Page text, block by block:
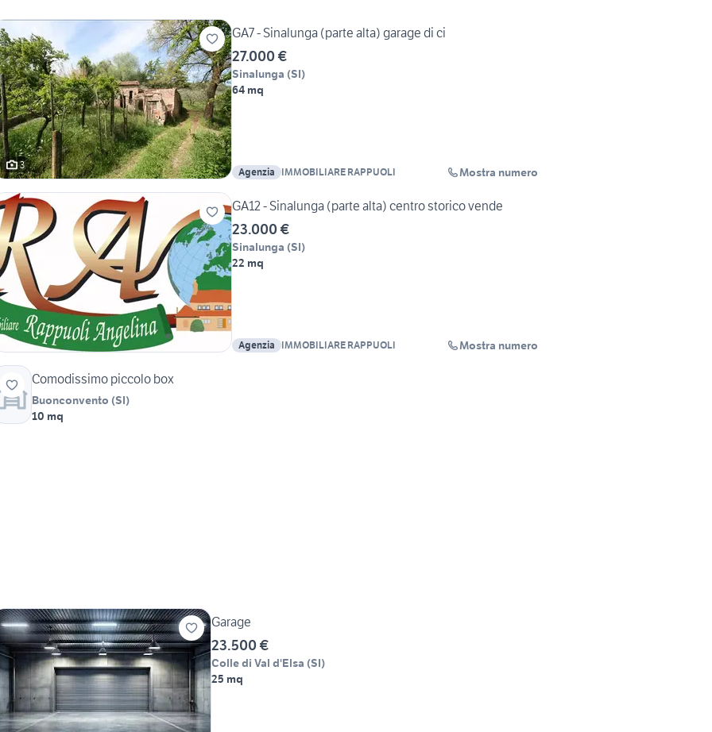
3
GA7 - Sinalunga (parte alta) garage di ci
27.000 €
Sinalunga (SI)
64 mq
Agenzia IMMOBILIARE RAPPUOLI Mostra numero
GA12 - Sinalunga (parte alta) centro storico vende
23.000 €
Sinalunga (SI)
22 mq
Agenzia IMMOBILIARE RAPPUOLI Mostra numero
Comodissimo piccolo box
Buonconvento (SI)
10 mq
Garage
23.500 €
Colle di Val d'Elsa (SI)
25 mq